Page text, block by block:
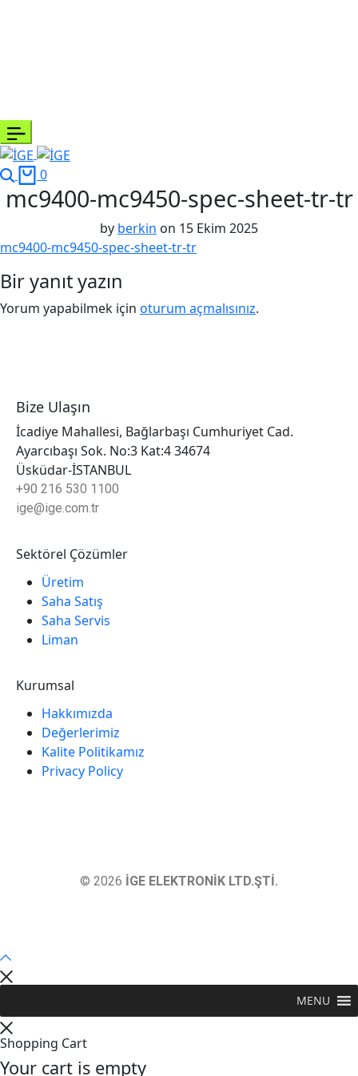
0
mc9400-mc9450-spec-sheet-tr-tr
by berkin on 15 Ekim 2025
mc9400-mc9450-spec-sheet-tr-tr
Bir yanıt yazın
Yorum yapabilmek için oturum açmalısınız.
Bize Ulaşın
İcadiye Mahallesi, Bağlarbaşı Cumhuriyet Cad.
Ayarcıbaşı Sok. No:3 Kat:4 34674
Üsküdar-İSTANBUL
+90 216 530 1100
ige@ige.com.tr
Sektörel Çözümler
Üretim
Saha Satış
Saha Servis
Liman
Kurumsal
Hakkımızda
Değerlerimiz
Kalite Politikamız
Privacy Policy
© 2026 İGE ELEKTRONİK LTD.ŞTİ.
MENU
Shopping Cart
Your cart is empty